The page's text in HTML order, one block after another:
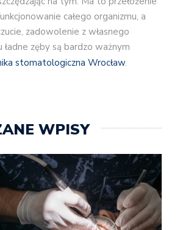
całego organizmu, a
zadowolenie z własnego
zęby są bardzo ważnym
stomatologiczna Wrocław.
WPISY